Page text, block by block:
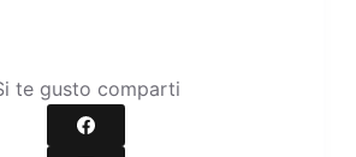
te gusto comparti